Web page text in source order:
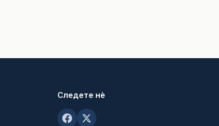
Следете нè